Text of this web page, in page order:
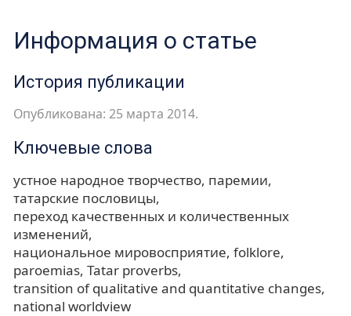
Информация о статье
История публикации
Опубликована: 25 марта 2014.
Ключевые слова
устное народное творчество паремии
татарские пословицы
переход качественных и количественных
изменений
национальное мировосприятие folklore
paroemias Tatar proverbs
transition of qualitative and quantitative changes
national worldview